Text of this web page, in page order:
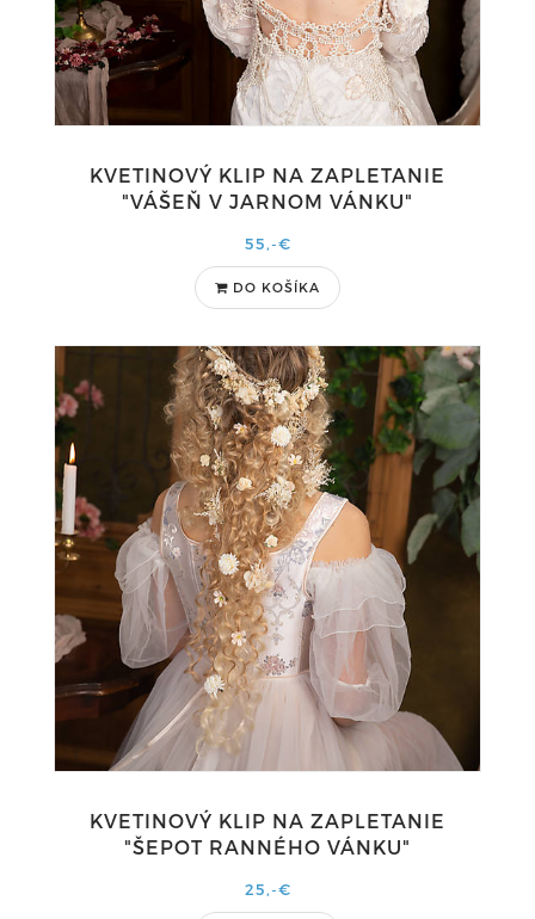
KVETINOVÝ KLIP NA ZAPLETANIE
"VÁŠEŇ V JARNOM VÁNKU"
55,-€
DO KOŠÍKA
KVETINOVÝ KLIP NA ZAPLETANIE
"ŠEPOT RANNÉHO VÁNKU"
25,-€